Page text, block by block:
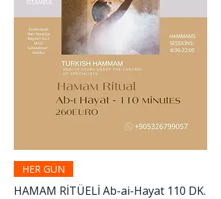
HER GÜN
HAMAM RİTÜELİ Ab-ai-Hayat 110 DK.